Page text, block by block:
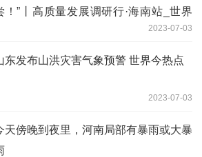
！”丨高质量发展调研行·海南站_世界
2023-07-03
东发布山洪灾害气象预警 世界今热点
2023-07-03
天傍晚到夜里，河南局部有暴雨或大暴